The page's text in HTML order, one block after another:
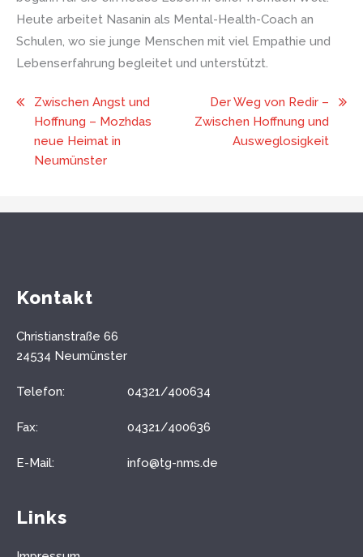
Heute arbeitet Nasanin als Mental-Health-Coach an
Schulen, wo sie junge Menschen mit viel Empathie und
Lebenserfahrung begleitet und unterstützt.
Beitragsnavigation
Zwischen Angst und
Hoffnung – Mozhdas
neue Heimat in
Neumünster
Der Weg von Redir –
Zwischen Hoffnung und
Ausweglosigkeit
Kontakt
Christianstraße 66
24534 Neumünster
Telefon: 04321/400634
Fax: 04321/400636
E-Mail: info@tg-nms.de
Links